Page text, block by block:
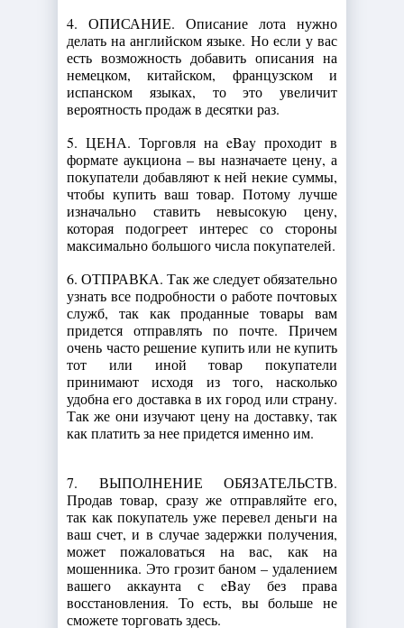
4. ОПИСАНИЕ. Описание лота нужно
делать на английском языке. Но если у вас
есть возможность добавить описания на
немецком, китайском, французском и
испанском языках, то это увеличит
вероятность продаж в десятки раз.
5. ЦЕНА. Торговля на eBay проходит в
формате аукциона – вы назначаете цену, а
покупатели добавляют к ней некие суммы,
чтобы купить ваш товар. Потому лучше
изначально ставить невысокую цену,
которая подогреет интерес со стороны
максимально большого числа покупателей.
6. ОТПРАВКА. Так же следует обязательно
узнать все подробности о работе почтовых
служб, так как проданные товары вам
придется отправлять по почте. Причем
очень часто решение купить или не купить
тот или иной товар покупатели
принимают исходя из того, насколько
удобна его доставка в их город или страну.
Так же они изучают цену на доставку, так
как платить за нее придется именно им.
7. ВЫПОЛНЕНИЕ ОБЯЗАТЕЛЬСТВ.
Продав товар, сразу же отправляйте его,
так как покупатель уже перевел деньги на
ваш счет, и в случае задержки получения,
может пожаловаться на вас, как на
мошенника. Это грозит баном – удалением
вашего аккаунта с eBay без права
восстановления. То есть, вы больше не
сможете торговать здесь.